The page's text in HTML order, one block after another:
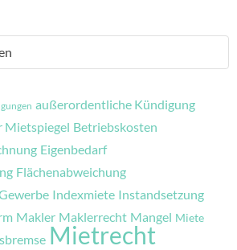
außerordentliche Kündigung
Mietspiegel Betriebskosten
Eigenbedarf
Flächenabweichung
Indexmiete Instandsetzung
Makler Maklerrecht Mangel Miete
Mietrecht